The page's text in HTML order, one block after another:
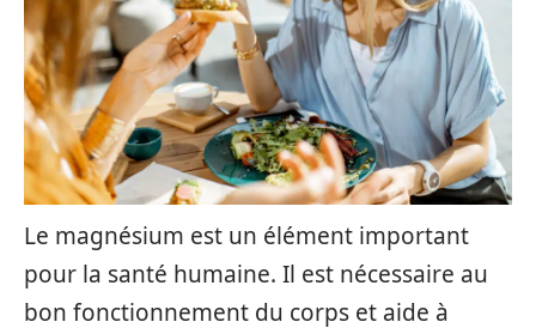
Le magnésium est un élément important
pour la santé humaine. Il est nécessaire au
bon fonctionnement du corps et aide à